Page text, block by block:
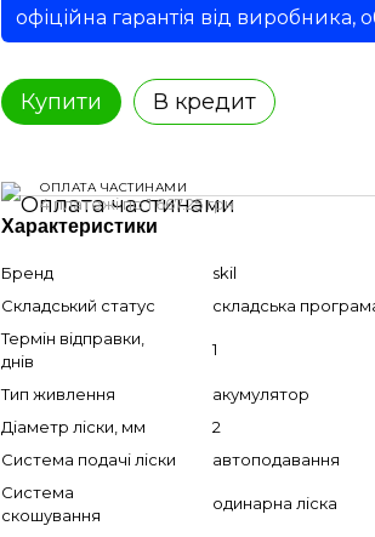
офіційна гарантія від
Купити В кредит
ОПЛАТА ЧАСТИНАМИ
4 платежі по 1 667.25 грн
Характеристики
Бренд
skil
Складський статус
складська
Термін відправки,
днів
1
Тип живлення
акумулятор
Діаметр ліски, мм
2
Система подачі ліски
автоподавання
Система
скошування
одинарна ліска